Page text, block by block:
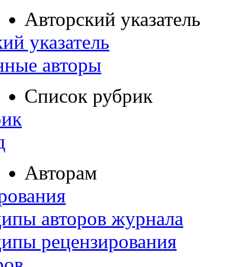
Авторский указатель
указатель
авторы
Список рубрик
Авторам
авторов журнала
рецензирования